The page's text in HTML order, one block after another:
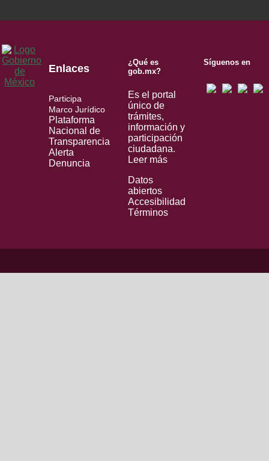
Enlaces
Participa
Marco Jurídico
Plataforma
Nacional de
Transparencia
Alerta
Denuncia
¿Qué es
gob.mx?
Es el portal
único de
trámites,
información y
participación
ciudadana.
Leer más
Datos
abiertos
Accesibilidad
Términos
Síguenos en